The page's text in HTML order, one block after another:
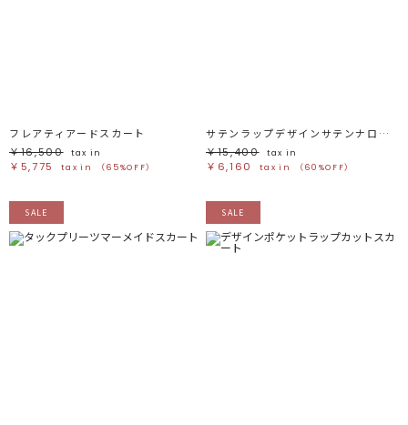
フレアティアードスカート
￥16,500
tax in
￥5,775 tax in （65%OFF）
サテンラップデザインサテンナロースカート
￥15,400
tax in
￥6,160 tax in （60%OFF）
SALE SALE